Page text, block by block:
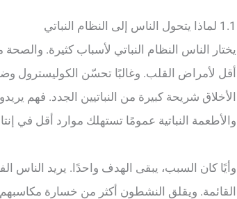
1.1 لماذا يتحول الناس إلى النظام النباتي
يختار الناس النظام النباتي لأسباب كثيرة.
أقل لأمراض القلب. وغالبًا تحسّن الكوليسترول
الأخلاق شريحة كبيرة من النباتيين الجدد. فهم
والأطعمة النباتية عمومًا تستهلك موارد أقل في
وأيًا كان السبب، يبقى الهدف واحدًا. يريد الناس
القائمة. ويقلق النشطون أكثر من خسارة مكاسبهم